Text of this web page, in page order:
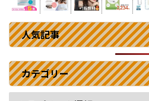
人気記事
カテゴリー